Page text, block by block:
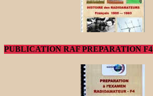
PUBLICATION RAF PREPARATION F4